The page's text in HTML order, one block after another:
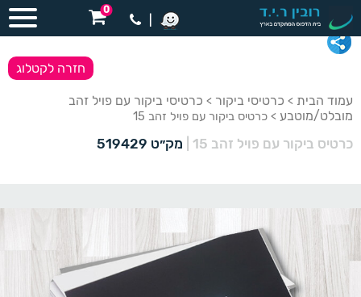
0
עמוד הבית > כרטיסי ביקור > כרטיסי ביקור עם פויל זהב
מובלט/מוטבע > כרטיס ביקור עם פויל זהב 15
כרטיס ביקור עם פויל זהב 15 מק״ט 519429
חזרה לקטלוג